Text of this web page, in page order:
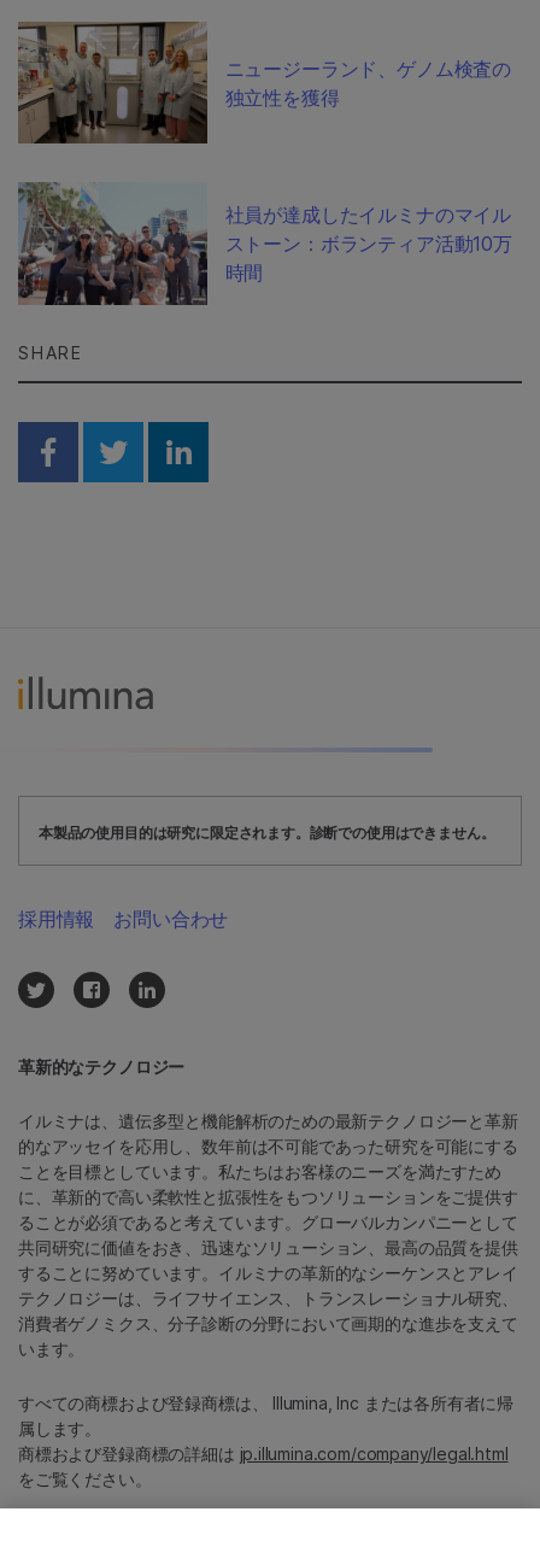
ニュージーランド、ゲノム検査の
独立性を獲得
社員が達成したイルミナのマイル
ストーン：ボランティア活動10万
時間
SHARE
Share on Facebook
Share on Twitter
Share on Linkedin
本製品の使用目的は研究に限定されます。診断での使用はできません。
革新的なテクノロジー
イルミナは、遺伝多型と機能解析のための最新テクノロジーと革新
的なアッセイを応用し、数年前は不可能であった研究を可能にする
ことを目標としています。私たちはお客様のニーズを満たすため
に、革新的で高い柔軟性と拡張性をもつソリューションをご提供す
ることが必須であると考えています。グローバルカンパニーとして
共同研究に価値をおき、迅速なソリューション、最高の品質を提供
することに努めています。イルミナの革新的なシーケンスとアレイ
テクノロジーは、ライフサイエンス、トランスレーショナル研究、
消費者ゲノミクス、分子診断の分野において画期的な進歩を支えて
います。
すべての商標および登録商標は、 Illumina, Inc または各所有者に帰
属します。
商標および登録商標の詳細は jp.illumina.com/company/legal.html
をご覧ください。
採用情報 お問い合わせ